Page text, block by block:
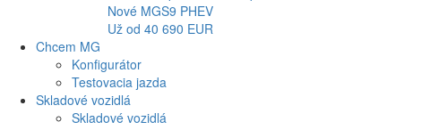
Nové MGS9 PHEV
Už od 40 690 EUR
Chcem MG
Konfigurátor
Testovacia jazda
Skladové vozidlá
Skladové vozidlá